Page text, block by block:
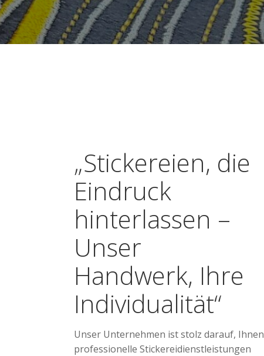
„Stickereien, die
Eindruck
hinterlassen –
Unser
Handwerk, Ihre
Individualität“
Unser Unternehmen ist stolz darauf, Ihnen
professionelle Stickereidienstleistungen